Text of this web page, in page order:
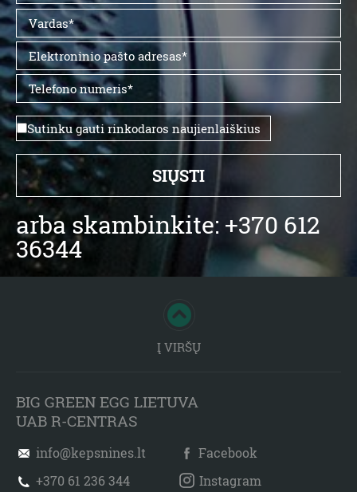
Sutinku gauti rinkodaros naujienlaiškius
arba skambinkite: +370 612
36344
Į VIRŠŲ
BIG GREEN EGG LIETUVA
UAB R-CENTRAS
info@kepsnines.lt
+370 61 236 344
Facebook
Instagram